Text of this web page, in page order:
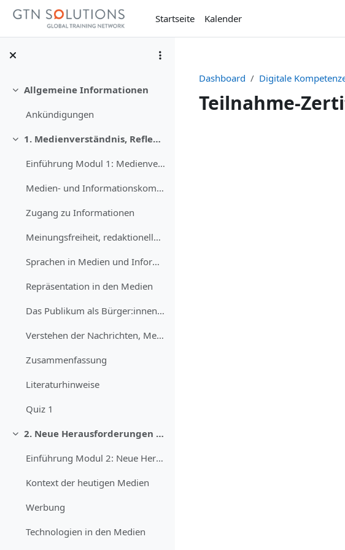
Zum Hauptinhalt
Startseite
Kalender
Einklappen
Allgemeine Informationen
Ankündigungen
Einklappen
1. Medienverständnis, Reflexion und kritisches Denken
Einführung Modul 1: Medienverständnis, Reflexion und kritisches Denken
Medien- und Informationskompetenz verstehen
Zugang zu Informationen
Meinungsfreiheit, redaktionelle Unabhängigkeit, Pluralität und Vielfalt.
Sprachen in Medien und Informationen
Repräsentation in den Medien
Das Publikum als Bürger:innen und Konsument:innen
Verstehen der Nachrichten, Medien und Informationsethik
Zusammenfassung
Literaturhinweise
Quiz 1
Einklappen
2. Neue Herausforderungen im Konsum von Medien und Informationen
Einführung Modul 2: Neue Herausforderungen im Konsum von Medien und Informationen
Kontext der heutigen Medien
Werbung
Technologien in den Medien
Dashboard
Digitale
Teilnahme-